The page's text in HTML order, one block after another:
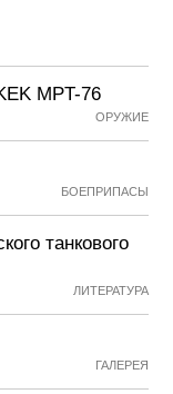
MPT-76
ОРУЖИЕ
БОЕПРИПАСЫ
танкового
ЛИТЕРАТУРА
ГАЛЕРЕЯ